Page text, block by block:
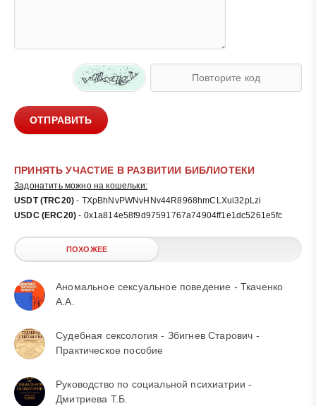
ОТПРАВИТЬ
ПРИНЯТЬ УЧАСТИЕ В РАЗВИТИИ БИБЛИОТЕКИ
Задонатить можно на кошельки:
USDT (TRC20) - TXpBhNvPWNvHNv44R8968hmCLXui32pLzi
USDC (ERC20) - 0x1a814e58f9d97591767a74904ff1e1dc5261e5fc
ПОХОЖЕЕ
Аномальное сексуальное поведение - Ткаченко
А.А.
Судебная сексология - Збигнев Старович -
Практическое пособие
Руководство по социальной психиатрии -
Дмитриева Т.Б.